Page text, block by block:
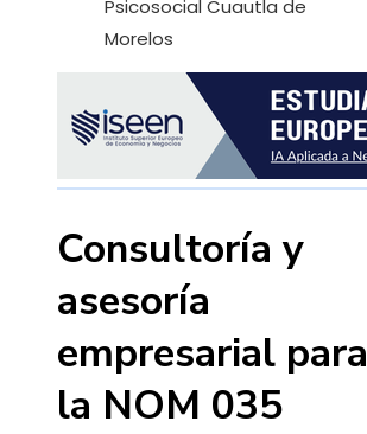
Consultoría y
asesoría
empresarial para
la NOM 035